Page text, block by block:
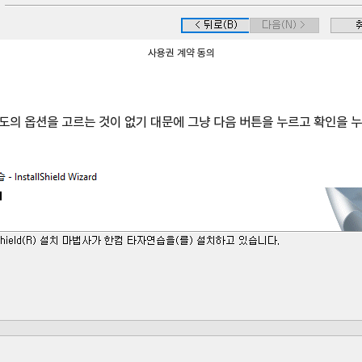
사용권 계약 동의
의 옵션을 고르는 것이 없기 대문에 그냥 다음 버튼을 누르고 확인을